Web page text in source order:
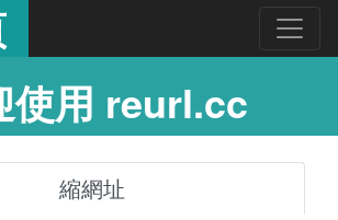
使用 reurl.cc
縮網址